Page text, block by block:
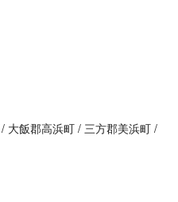
大飯郡高浜町 三方郡美浜町